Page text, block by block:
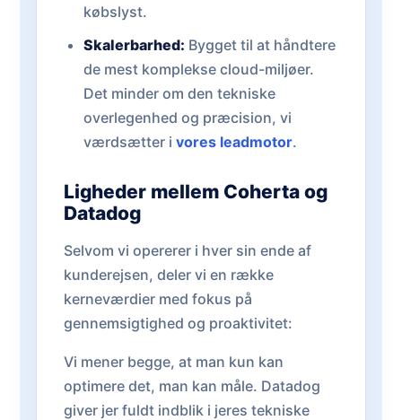
købslyst.
Skalerbarhed: Bygget til at håndtere
de mest komplekse cloud-miljøer.
Det minder om den tekniske
overlegenhed og præcision, vi
værdsætter i vores leadmotor.
Ligheder mellem Coherta og
Datadog
Selvom vi opererer i hver sin ende af
kunderejsen, deler vi en række
kerneværdier med fokus på
gennemsigtighed og proaktivitet:
Vi mener begge, at man kun kan
optimere det, man kan måle. Datadog
giver jer fuldt indblik i jeres tekniske